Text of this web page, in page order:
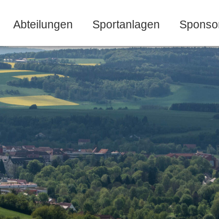
Abteilungen Sportanlagen